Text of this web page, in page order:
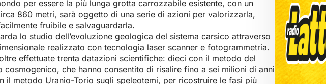
per essere la più lunga grotta carrozzabile esistente, con un
860 metri, sarà oggetto di una serie di azioni per valorizzarla,
fruibile e salvaguardarla.
lo studio dell’evoluzione geologica del sistema carsico attraverso
realizzato con tecnologia laser scanner e fotogrammetria.
effettuate trenta datazioni scientifiche: dieci con il metodo del
cosmogenico, che hanno consentito di risalire fino a sei milioni di anni
il metodo Uranio-Torio sugli speleotemi, per ricostruire le fasi più